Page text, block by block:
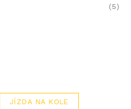
(5)
JÍZDA NA KOLE